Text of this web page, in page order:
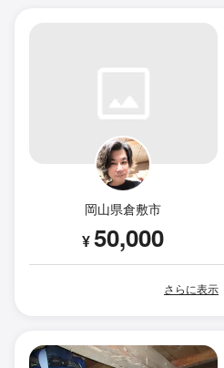
岡山県倉敷市
¥50,000
さらに表示